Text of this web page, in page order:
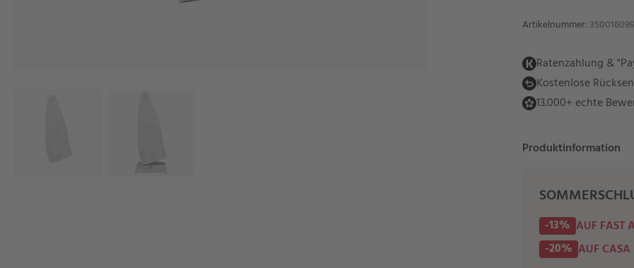
Artikelnummer:
Ratenzahlung &
Kostenlose
13.000+ echte
Produktinformation
-13% AUF FAST
-20% AUF